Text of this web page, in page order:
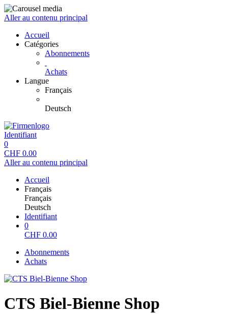
Aller au contenu principal
Accueil
Catégories
Abonnements
Achats
Langue
Français
Deutsch
Identifiant
0
CHF 0.00
Aller au contenu principal
Accueil
Français
Français
Deutsch
Identifiant
0
CHF 0.00
Abonnements
Achats
CTS Biel-Bienne Shop